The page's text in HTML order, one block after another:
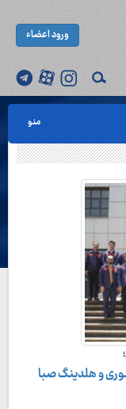
ورود اعضاء
منو
و هلدینگ صبا